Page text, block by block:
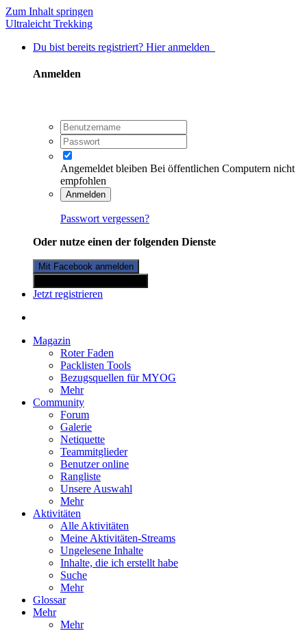
Zum Inhalt springen
Ultraleicht Trekking
Du bist bereits registriert? Hier anmelden
Anmelden
Angemeldet bleiben Bei öffentlichen Computern nicht
empfohlen
Anmelden
Passwort vergessen?
Oder nutze einen der folgenden Dienste
Mit Facebook anmelden
Jetzt registrieren
Magazin
Roter Faden
Packlisten Tools
Bezugsquellen für MYOG
Mehr
Community
Forum
Galerie
Netiquette
Teammitglieder
Benutzer online
Rangliste
Unsere Auswahl
Mehr
Aktivitäten
Alle Aktivitäten
Meine Aktivitäten-Streams
Ungelesene Inhalte
Inhalte, die ich erstellt habe
Suche
Mehr
Glossar
Mehr
Mehr